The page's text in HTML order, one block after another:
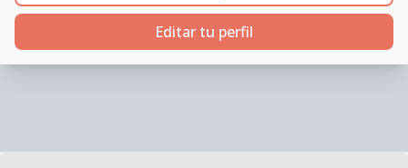
Editar tu perfil